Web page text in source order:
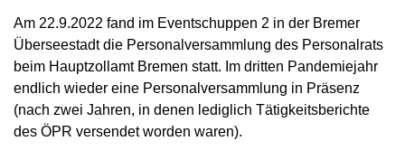
Am 22.9.2022 fand im Eventschuppen 2 in der Bremer
Überseestadt die Personalversammlung des Personalrats
beim Hauptzollamt Bremen statt. Im dritten Pandemiejahr
endlich wieder eine Personalversammlung in Präsenz
(nach zwei Jahren, in denen lediglich Tätigkeitsberichte
des ÖPR versendet worden waren).